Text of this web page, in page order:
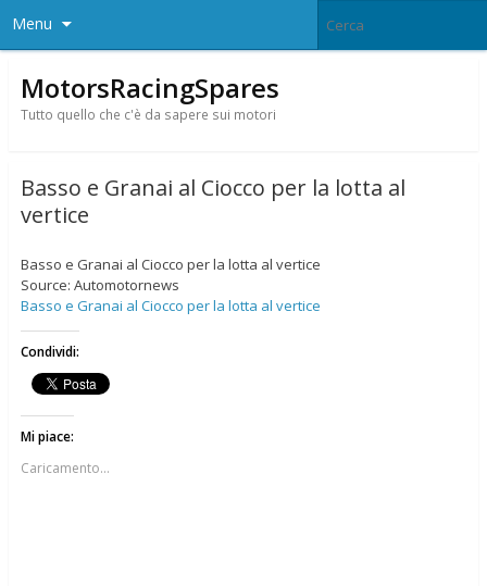
Menu
MotorsRacingSpares
Tutto quello che c'è da sapere sui motori
Basso e Granai al Ciocco per la lotta al
vertice
Basso e Granai al Ciocco per la lotta al vertice
Source: Automotornews
Basso e Granai al Ciocco per la lotta al vertice
Condividi:
Mi piace:
Caricamento...